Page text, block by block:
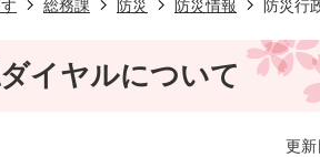
総務課 防災 防災情報 防災行
イヤルについて
更